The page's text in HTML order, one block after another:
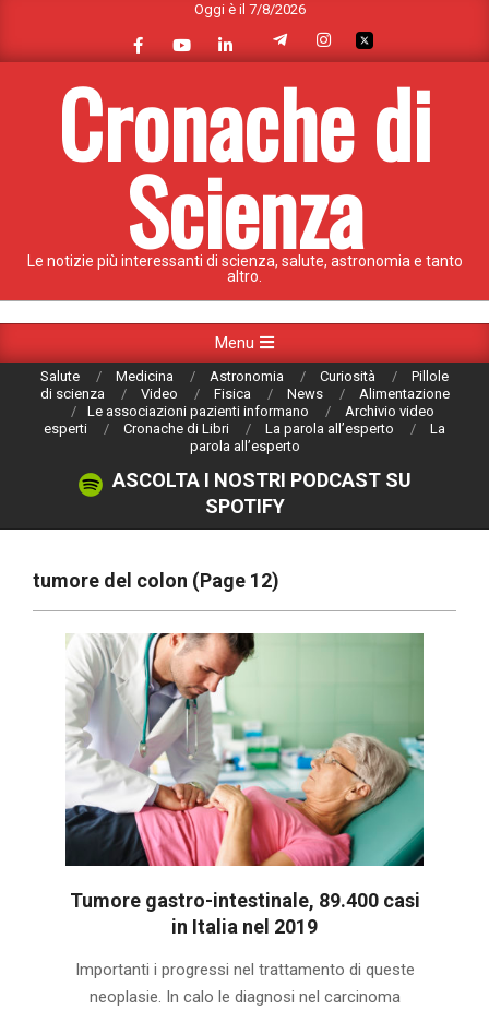
content
Oggi è il 7/8/2026
Cronache di
Scienza
Le notizie più interessanti di scienza, salute, astronomia e tanto
altro.
Navigation
Menu
Salute Medicina Astronomia Curiosità
Pillole
di scienza
Video Fisica News
Alimentazione
Le associazioni pazienti informano
Archivio video
esperti
Cronache di Libri La parola all’esperto
La
parola all’esperto
ASCOLTA I NOSTRI PODCAST SU
SPOTIFY
tumore del colon (Page 12)
Tumore gastro-intestinale, 89.400 casi
in Italia nel 2019
02-Importanti i progressi nel trattamento di queste
neoplasie. In calo le diagnosi nel carcinoma